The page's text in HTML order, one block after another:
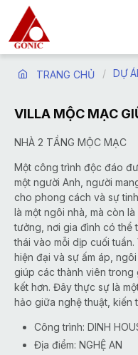
TRANG CHỦ DỰ
VILLA MỘC MẠC
NHÀ 2 TẦNG MỘC MẠC
Một công trình độc đáo
một người Anh, người
cho phong cách và sự
là một ngôi nhà, mà còn
tưởng, nơi gia đình có thể
thái vào mỗi dịp cuối
hiện đại và sự ấm áp,
giúp các thành viên trong
kết hơn. Đây thực sự là
hảo giữa nghệ thuật, kiến
Công trình: DINH
Địa điểm: NGHỆ AN